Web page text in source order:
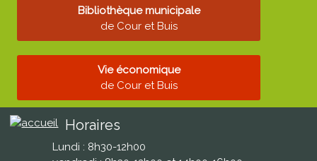
Bibliothèque municipale
de Cour et Buis
Vie économique
de Cour et Buis
Horaires
Lundi : 8h30-12h00